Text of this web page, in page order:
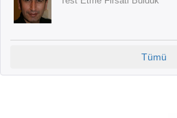
Tümü